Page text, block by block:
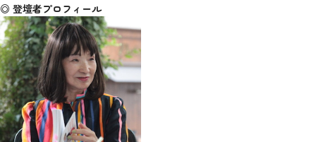
◎ 登壇者プロフィール